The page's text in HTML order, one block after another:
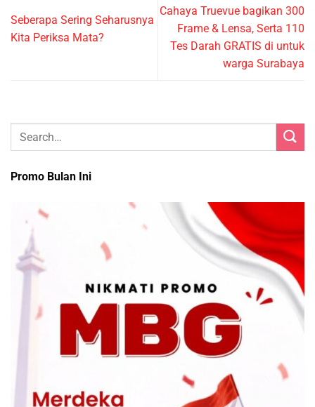
Seberapa Sering Seharusnya
Kita Periksa Mata?
Cahaya Truevue bagikan 300
Frame & Lensa, Serta 110
Tes Darah GRATIS di untuk
warga Surabaya
Promo Bulan Ini